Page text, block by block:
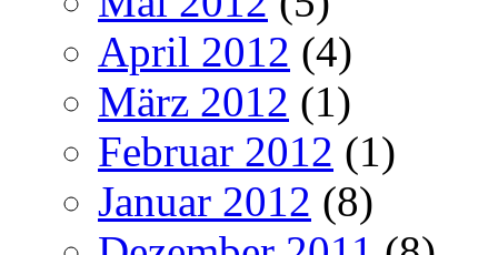
April 2012 (4)
März 2012 (1)
Februar 2012 (1)
Januar 2012 (8)